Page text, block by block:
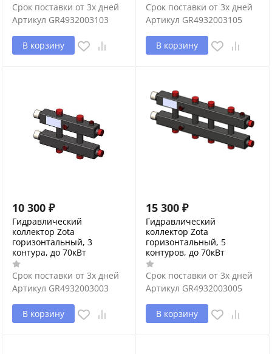
Срок поставки от 3х дней
Артикул GR4932003103
В корзину
Срок поставки от 3х дней
Артикул GR4932003105
В корзину
10 300 ₽
Гидравлический
коллектор Zota
горизонтальный, 3
контура, до 70кВт
Срок поставки от 3х дней
Артикул GR4932003003
В корзину
15 300 ₽
Гидравлический
коллектор Zota
горизонтальный, 5
контуров, до 70кВт
Срок поставки от 3х дней
Артикул GR4932003005
В корзину